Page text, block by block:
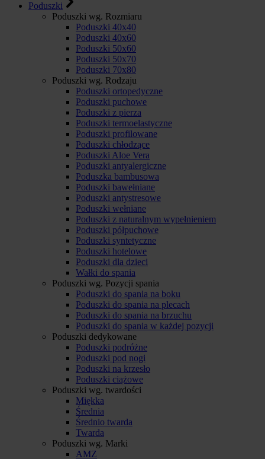
Poduszki
Poduszki wg. Rozmiaru
Poduszki 40x40
Poduszki 40x60
Poduszki 50x60
Poduszki 50x70
Poduszki 70x80
Poduszki wg. Rodzaju
Poduszki ortopedyczne
Poduszki puchowe
Poduszki z pierza
Poduszki termoelastyczne
Poduszki profilowane
Poduszki chłodzące
Poduszki Aloe Vera
Poduszki antyalergiczne
Poduszka bambusowa
Poduszki bawełniane
Poduszki antystresowe
Poduszki wełniane
Poduszki z naturalnym wypełnieniem
Poduszki półpuchowe
Poduszki syntetyczne
Poduszki hotelowe
Poduszki dla dzieci
Wałki do spania
Poduszki wg. Pozycji spania
Poduszki do spania na boku
Poduszki do spania na plecach
Poduszki do spania na brzuchu
Poduszki do spania w każdej pozycji
Poduszki dedykowane
Poduszki podróżne
Poduszki pod nogi
Poduszki na krzesło
Poduszki ciążowe
Poduszki wg. twardości
Miękka
Średnia
Średnio twarda
Twarda
Poduszki wg. Marki
AMZ